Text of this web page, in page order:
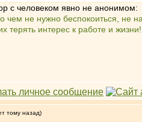
с человеком явно не анонимом:
о чем не нужно беспокоиться,
терять интерес к работе и
тому назад)